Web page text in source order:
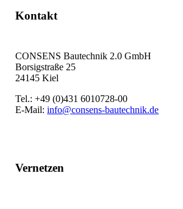
Kontakt
CONSENS Bautechnik 2.0 GmbH
Borsigstraße 25
24145 Kiel
Tel.: +49 (0)431 6010728-00
E-Mail:info@consens-bautechnik.de
Vernetzen